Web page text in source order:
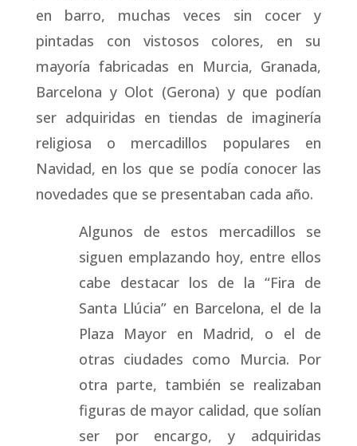
en barro, muchas veces sin cocer y
pintadas con vistosos colores, en su
mayoría fabricadas en Murcia, Granada,
Barcelona y Olot (Gerona) y que podían
ser adquiridas en tiendas de imaginería
religiosa o mercadillos populares en
Navidad, en los que se podía conocer las
novedades que se presentaban cada año.
Algunos de estos mercadillos se
siguen emplazando hoy, entre ellos
cabe destacar los de la “Fira de
Santa Llúcia” en Barcelona, el de la
Plaza Mayor en Madrid, o el de
otras ciudades como Murcia. Por
otra parte, también se realizaban
figuras de mayor calidad, que solían
ser por encargo, y adquiridas